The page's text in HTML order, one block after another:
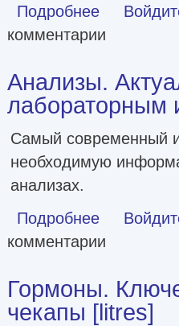
Подробнее о Анализы.
комментарии
Анализы.
лабораторным
Самый современный
необходимую
анализах.
Подробнее о Анализы.
комментарии
Гормоны.
чекапы [litres]